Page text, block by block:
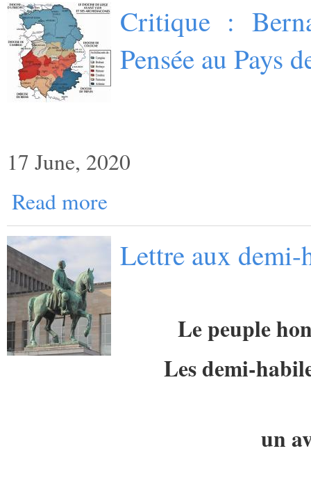
Critique :
Pensée au Pays
17 June, 2020
Read more
Lettre aux demi-
Le peuple
Les demi-
un